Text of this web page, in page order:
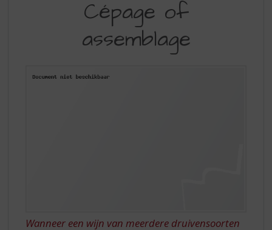
ASSEMBLAGE
Cépage of
assemblage
Wanneer een wijn van meerdere druivensoorten